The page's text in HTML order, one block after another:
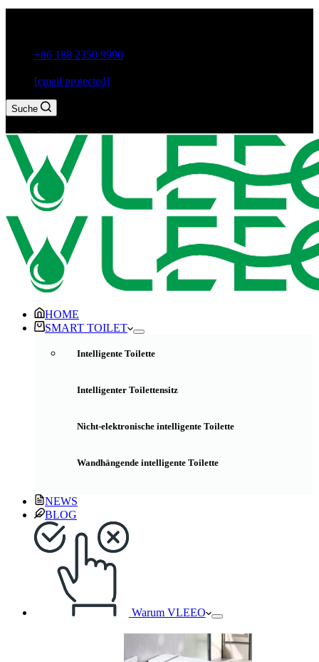
+86 188 2350 9990
[email protected]
Suche
HOME
SMART TOILET
Intelligente Toilette
Intelligenter Toilettensitz
Nicht-elektronische intelligente Toilette
Wandhängende intelligente Toilette
NEWS
BLOG
Warum VLEEO